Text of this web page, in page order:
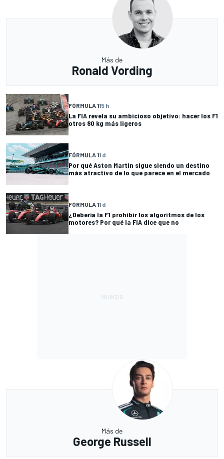
Más de
Ronald Vording
FÓRMULA 115 h
La FIA revela su ambicioso objetivo: hacer los F1
otros 80 kg más ligeros
FÓRMULA 11 d
Por qué Aston Martin sigue siendo un destino
más atractivo de lo que parece en el mercado
FÓRMULA 11 d
¿Debería la F1 prohibir los algoritmos de los
motores? Por qué la FIA dice que no
Más de
George Russell